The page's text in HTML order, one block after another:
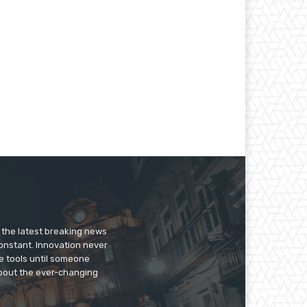
latest breaking news
Innovation never
tools until someone
the ever-changing